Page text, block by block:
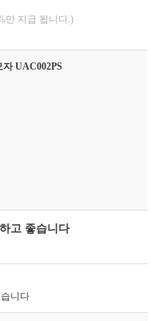
만 지급 됩니다.)
UAC002PS
고 좋습니다
니다